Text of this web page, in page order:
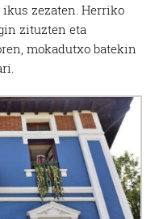
zezaten. Herriko
zituzten eta
mokadutxo batekin